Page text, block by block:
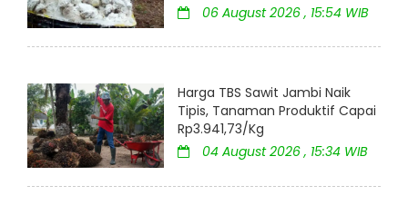
06 August 2026 , 15:54 WIB
Harga TBS Sawit Jambi Naik
Tipis, Tanaman Produktif Capai
Rp3.941,73/Kg
04 August 2026 , 15:34 WIB